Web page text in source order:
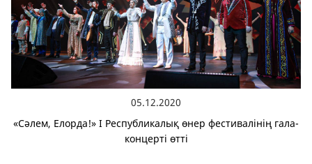
05.12.2020
«Сәлем, Елорда!» І Республикалық өнер фестивалінің гала-
концерті өтті